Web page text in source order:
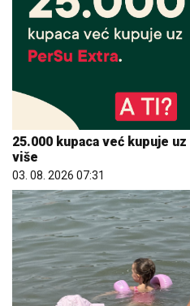
25.000 kupaca već kupuje
više
03. 08. 2026 07:31